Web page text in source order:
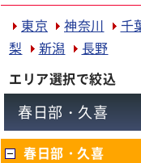
東京 神奈川 千
梨
新潟
長野
エリア選択で絞込
春日部・久喜
春日部・久喜